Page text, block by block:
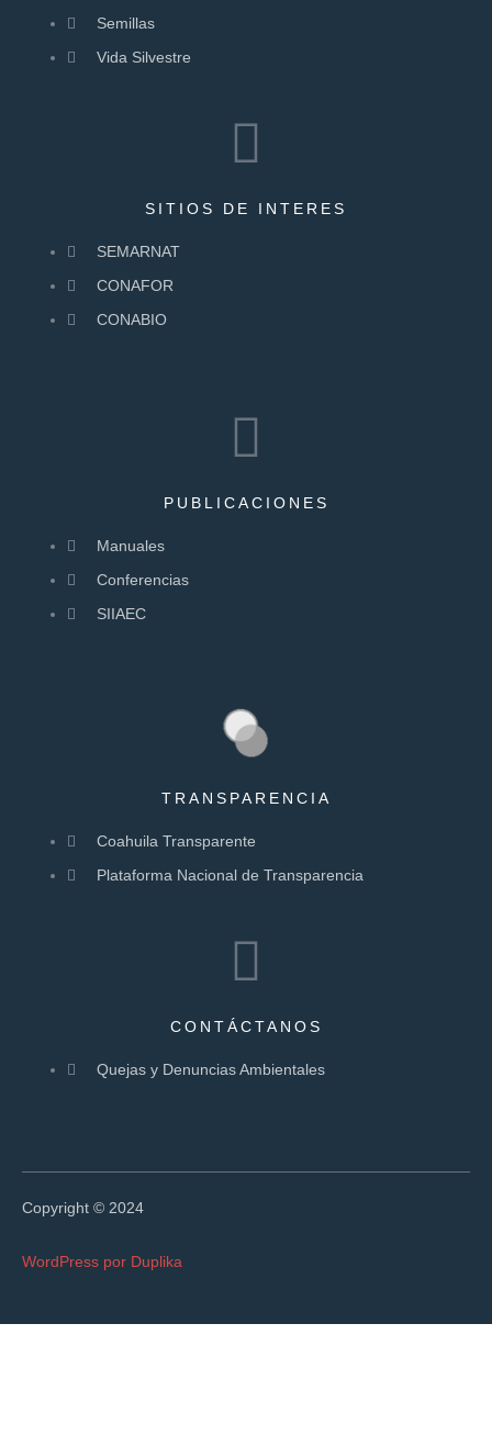
Semillas
Vida Silvestre
SITIOS DE INTERES
SEMARNAT
CONAFOR
CONABIO
PUBLICACIONES
Manuales
Conferencias
SIIAEC
TRANSPARENCIA
Coahuila Transparente
Plataforma Nacional de Transparencia
CONTÁCTANOS
Quejas y Denuncias Ambientales
Copyright © 2024
WordPress por Duplika